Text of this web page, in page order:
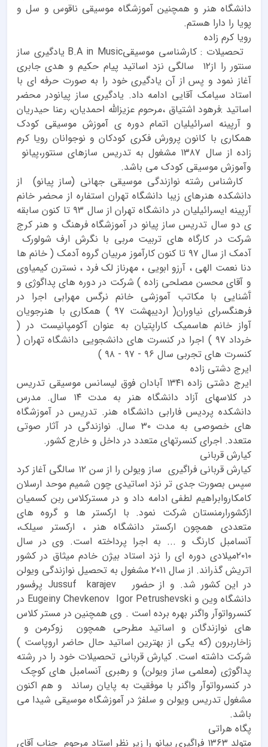
دانشگاه هنر و همچنین آموزشگاه موسیقی ناقوس و سل و
پویا را دارا هستم.
رویا کرم زاده
تحصیلات : کارشناسی موسیقیB.A in Music یادگیری ساز
سنتور را از۱۲ سالگی نزد اساتید پیام حکیم و هدی جابری
آغاز نمود و پس از آن یادگیری خود را به صورت حرفه ای با
استاد سیامک آقایی ادامه داد. یادگیری ساز پیانودر محضر
اساتید :فرهود اشتیاق ،مرحوم عزیزالله احمدیان، رعنا حیدریان
و آرپینه اسرائیلیان اتمام دوره ی آموزش موسیقی کودک
همکاری با کانون پرورش فکری کودکان و نوجوانان رویا کرم
زاده از سال ۱۳۸۷ مشغول به تدریس سازهای سنتور،پیانو
وآموزش موسیقی کودک می باشد.
کارشناس رشته نوازندگی موسیقی جهانی (ساز پیانو) از
دانشکده هنرهای زیبا دانشگاه تهران استفاره از محضر خانم
آرپینه ایسرائیلیان در دانشگاه تهران از سال ۹۳ تا کنون سابقه
ی دو سال تدریس ساز پیانو در آموزشگاه فرهنگ و هنر کرج
شرکت در کارگاه های تربیت مربی با نگرش ارف شولورک
آدمک از سال ۹۷ تا کنون کارآموز مربیان گروه آدمک ( خانم ها
دنا نعمت الهی ، آرزو ابویی ، مهرناز لک فرد ، نسترن کیمیاوی
و آقای محسن مصلحی زاده ) شرکت در دوره های پداگوژی و
آَشنایی با مکاتب آموزشی خانم نرگس مهرابی اجرا در
فرهنگسرای نیاوران( اردیبهشت ۹۷ ) همکاری با هنرجویان
آواز خانم هاسمیک کاراپتیان به عنوان آکومپانیست در (
خرداد ۹۷ ) اجرا در کنسرت های دانشجویی دانشگاه تهران (
کنسرت های تجربی سال ۹۶ - ۹۷ - ۹۸ )
ایرج دشتی زاده
ایرج دشتی زاده ۱۳۴۱ آبادان فوق لیسانس موسیقی تدریس
در کلاسهای آزاد دانشگاه هنر به مدت ۱۴ سال. مدرس
دانشکده پردیس فارابی دانشگاه هنر. تدریس در آموزشگاه
های خصوصی به مدت ۳۰ سال. نوازندگی در آثار صوتی
متعدد. اجرای کنسرتهای متعدد در داخل و خارج کشور.
کیارش قربانی
کیارش قربانی فراگیری ساز ویولن را از سن ۱۲ سالگی آغاز کرد
سپس بصورت جدی تر نزد اساتیدی چون شمیم موحد ارسلان
کامکاروابراهیم لطفی ادامه داد و در مسترکلاس ربن کسمیان
ازکشورارمنستان شرکت نمود. با ارکستر ها و گروه های
متعددی همچون ارکستر دانشگاه هنر ، ارکستر سیلک،
آنسامبل کارنگ و ... به اجرا پرداخته است. وی در سال
۲۰۱۰میلادی دوره ای را نزد استاد بیژن خادم میثاق در کشور
اتریش گذراند. از سال ۲۰۱۱ مشغول به تحصیل نوازندگی ویولن
در این کشور شد. و از حضور Jussuf karajev پرفسور
دانشگاه وین و Eugeiny Chevkenov Igor Petrushevski در
کنسرواتوآر واگنر بهره برده است . وی همچنین در مستر کلاس
های نوازندگان و اساتید مطرحی همچون زوکرمن و
زاخاربرون (که یکی از بهترین اساتید حال حاضر اروپاست )
شرکت داشته است. کیارش قربانی تحصیلات خود را در رشته
پداگوژی (معلمی ساز ویولن) و رهبری آنسامبل های کوچک
در کنسرواتوآر واگنر با موفقیت به پایان رساند و هم اکنون
مشغول تدریس ویولن و سلفژ در آموزشگاه موسیقی شیدا می
باشد.
پگاه هراتی
متولد ۱۳۶۳ فراگیری پیانو را زیر نظر استاد مرحوم جناب آقای